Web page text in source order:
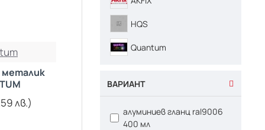
лв.)
HQS
Quantum
ВАРИАНТ
алуминиев гланц ral9006
400 мл